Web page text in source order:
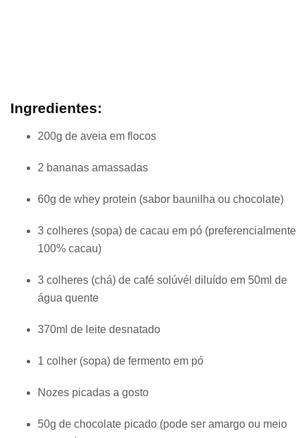
Ingredientes:
200g de aveia em flocos
2 bananas amassadas
60g de whey protein (sabor baunilha ou chocolate)
3 colheres (sopa) de cacau em pó (preferencialmente
100% cacau)
3 colheres (chá) de café solúvél diluído em 50ml de
água quente
370ml de leite desnatado
1 colher (sopa) de fermento em pó
Nozes picadas a gosto
50g de chocolate picado (pode ser amargo ou meio